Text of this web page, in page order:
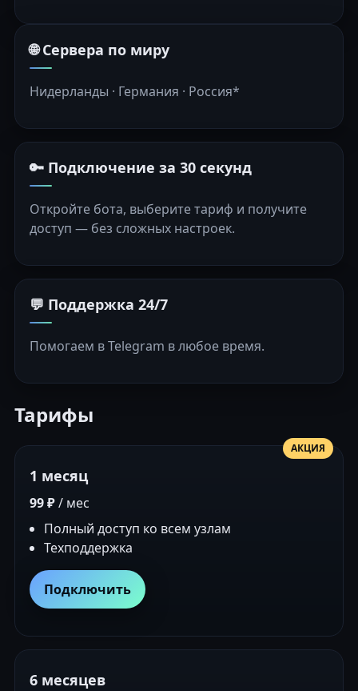
🌐 Сервера по миру
Нидерланды · Германия · Россия*
🔑 Подключение за 30 секунд
Откройте бота, выберите тариф и получите
доступ — без сложных настроек.
💬 Поддержка 24/7
Помогаем в Telegram в любое время.
Тарифы
АКЦИЯ
1 месяц
99 ₽/ мес
Полный доступ ко всем узлам
Техподдержка
Подключить
6 месяцев